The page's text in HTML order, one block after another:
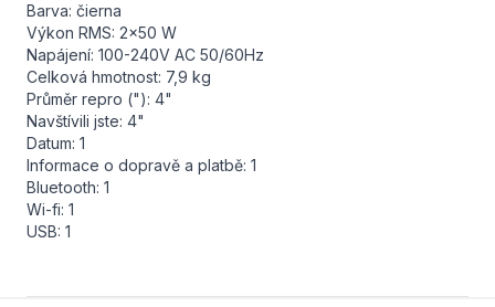
Barva: čierna
Výkon RMS: 2x50 W
Napájení: 100-240V AC 50/60Hz
Celková hmotnost: 7,9 kg
Průměr repro ("): 4"
Navštívili jste: 4"
Datum: 1
Informace o dopravě a platbě: 1
Bluetooth: 1
Wi-fi: 1
USB: 1